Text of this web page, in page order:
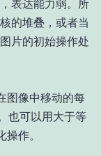
表达能力弱。所
的堆叠，或者当
片的初始操作处
图像中移动的每
也可以用大于等
作。